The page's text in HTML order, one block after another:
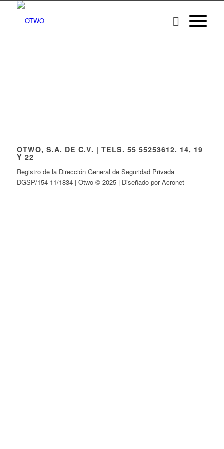
OTWO, S.A. DE C.V. | TELS. 55 55253612. 14, 19
Y 22
Registro de la Dirección General de Seguridad Privada
DGSP/154-11/1834 | Otwo © 2025 | Diseñado por Acronet